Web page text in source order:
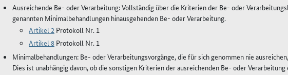
Ausreichende Be- oder Verarbeitung: Vollständig über die Kriterien der Be- oder
genannten Minimalbehandlungen hinausgehenden Be- oder Verarbeitung.
Artikel 2 Protokoll Nr. 1
Artikel 8 Protokoll Nr. 1
Minimalbehandlungen: Be- oder Verarbeitungsvorgänge, die für sich genommen nie
Dies ist unabhängig davon, ob die sonstigen Kriterien der ausreichenden Be- oder